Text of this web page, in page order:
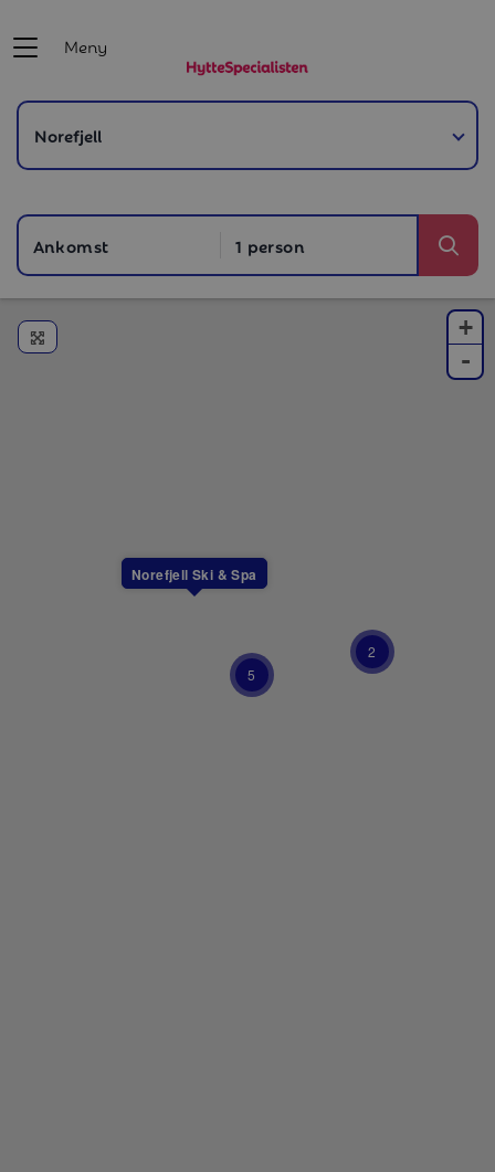
Meny
Ankomst 1 person Søg
Forstør kort
2
5
Norefjell Ski & Spa
+
-